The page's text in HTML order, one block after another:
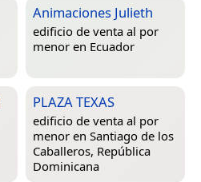
Animaciones Julieth
edificio de venta al por
menor en Ecuador
PLAZA TEXAS
edificio de venta al por
menor en Santiago de los
Caballeros, República
Dominicana